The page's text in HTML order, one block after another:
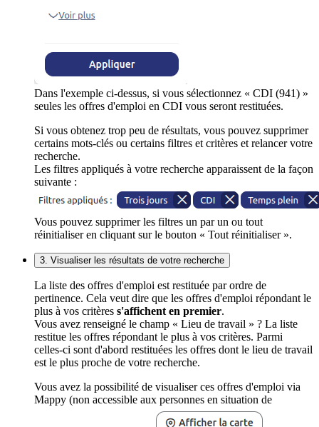
Dans l'exemple ci-dessus, si vous sélectionnez « CDI (941) »
seules les offres d'emploi en CDI vous seront restituées.
Si vous obtenez trop peu de résultats, vous pouvez supprimer
certains mots-clés ou certains filtres et critères et relancer votre
recherche.
Les filtres appliqués à votre recherche apparaissent de la façon
suivante :
Vous pouvez supprimer les filtres un par un ou tout
réinitialiser en cliquant sur le bouton « Tout réinitialiser ».
3. Visualiser les résultats de votre recherche
La liste des offres d'emploi est restituée par ordre de
pertinence. Cela veut dire que les offres d'emploi répondant le
plus à vos critères s'affichent en premier.
Vous avez renseigné le champ « Lieu de travail » ? La liste
restitue les offres répondant le plus à vos critères. Parmi
celles-ci sont d'abord restituées les offres dont le lieu de travail
est le plus proche de votre recherche.
Vous avez la possibilité de visualiser ces offres d'emploi via
Mappy (non accessible aux personnes en situation de